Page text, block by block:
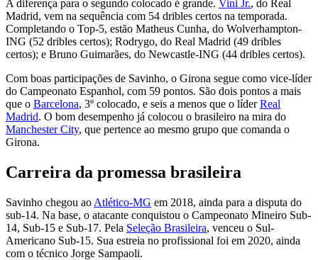
A diferença para o segundo colocado é grande. Vini Jr., do Real
Madrid, vem na sequência com 54 dribles certos na temporada.
Completando o Top-5, estão Matheus Cunha, do Wolverhampton-
ING (52 dribles certos); Rodrygo, do Real Madrid (49 dribles
certos); e Bruno Guimarães, do Newcastle-ING (44 dribles certos).
Com boas participações de Savinho, o Girona segue como vice-líder
do Campeonato Espanhol, com 59 pontos. São dois pontos a mais
que o Barcelona, 3º colocado, e seis a menos que o líderReal
Madrid. O bom desempenho já colocou o brasileiro na mira do
Manchester City, que pertence ao mesmo grupo que comanda o
Girona.
Carreira da promessa brasileira
Savinho chegou ao Atlético-MG em 2018, ainda para a disputa do
sub-14. Na base, o atacante conquistou o Campeonato Mineiro Sub-
14, Sub-15 e Sub-17. Pela Seleção Brasileira, venceu o Sul-
Americano Sub-15. Sua estreia no profissional foi em 2020, ainda
com o técnico Jorge Sampaoli.